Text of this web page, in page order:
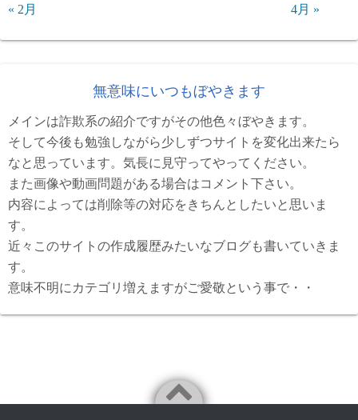
« 2月 4月 »
無意味にいつもぼやきます
メインは詐欺系の紹介ですがその他色々ぼやきます。
そして今後も勉強しながら少しずつサイトを変化出来たら
なと思っています。気長に見守ってやってください。
また画像や動画問題がある場合はコメント下さい。
内容によっては削除等の対応をきちんとしたいと思いま
す。
近々このサイトの作成履歴みたいなブログも書いていきま
す。
意味不明にカテゴリ増えますがご愛敬という事で・・